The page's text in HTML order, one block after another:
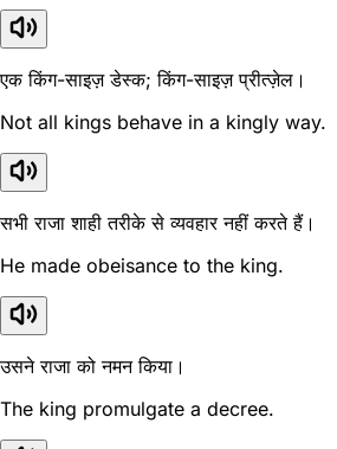
एक किंग-साइज़ डेस्क; किंग-साइज़ प्रीत्ज़ेल।
Not all kings behave in a kingly way.
सभी राजा शाही तरीके से व्यवहार नहीं करते हैं।
He made obeisance to the king.
उसने राजा को नमन किया।
The king promulgate a decree.